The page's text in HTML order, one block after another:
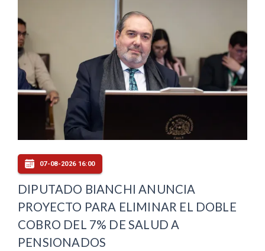
07-08-2026 16:00
DIPUTADO BIANCHI ANUNCIA
PROYECTO PARA ELIMINAR EL DOBLE
COBRO DEL 7% DE SALUD A
PENSIONADOS